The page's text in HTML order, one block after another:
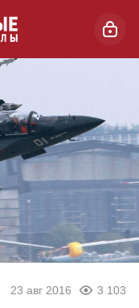
23 авг 2016 3 103